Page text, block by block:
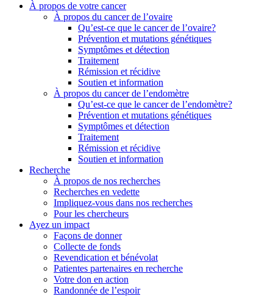
À propos de votre cancer
À propos du cancer de l’ovaire
Qu’est-ce que le cancer de l’ovaire?
Prévention et mutations génétiques
Symptômes et détection
Traitement
Rémission et récidive
Soutien et information
À propos du cancer de l’endomètre
Qu’est-ce que le cancer de l’endomètre?
Prévention et mutations génétiques
Symptômes et détection
Traitement
Rémission et récidive
Soutien et information
Recherche
À propos de nos recherches
Recherches en vedette
Impliquez-vous dans nos recherches
Pour les chercheurs
Ayez un impact
Façons de donner
Collecte de fonds
Revendication et bénévolat
Patientes partenaires en recherche
Votre don en action
Randonnée de l’espoir